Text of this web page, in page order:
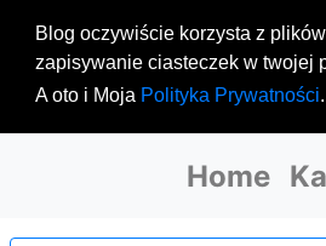
Blog oczywiście korzysta z
zapisywanie ciasteczek w twojej
A oto i Moja Polityka Prywatności.
Home